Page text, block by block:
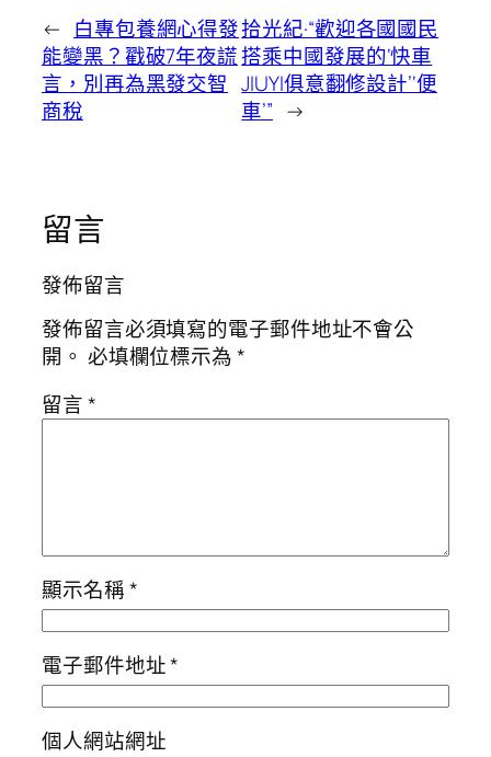
← 白專包養網心得發
能變黑？戳破7年夜謊
言，別再為黑發交智
商稅
拾光紀·“歡迎各國國民
搭乘中國發展的‘快車
JIUYI俱意翻修設計’‘便
車’” →
留言
發佈留言
發佈留言必須填寫的電子郵件地址不會公
開。 必填欄位標示為*
留言*
顯示名稱*
電子郵件地址*
個人網站網址